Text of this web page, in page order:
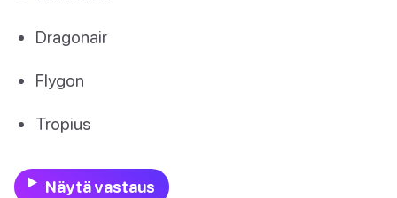
Dragonair
Flygon
Tropius
Näytä vastaus